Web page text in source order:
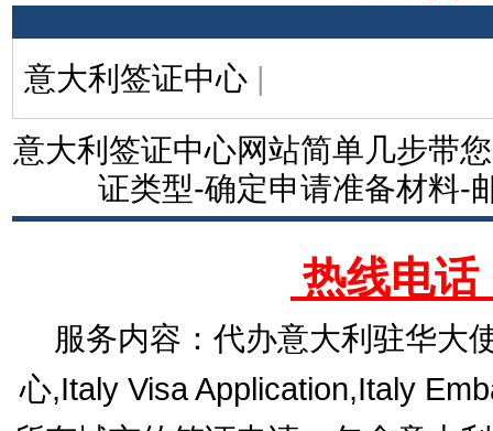
意大利签证中心 |
意大利签证中心网站简单几步带
证类型-确定申请准备材料-
热线电话
服务内容：代办意大利驻华大
心,Italy Visa Application,Italy